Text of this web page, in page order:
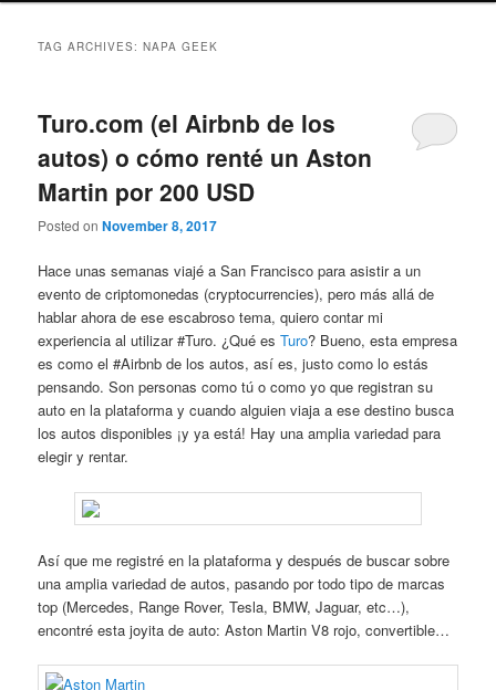
TAG ARCHIVES:NAPA GEEK
Turo.com (el Airbnb de los
autos) o cómo renté un Aston
Martin por 200 USD
Posted onNovember 8, 2017
Hace unas semanas viajé a San Francisco para asistir a un
evento de criptomonedas (cryptocurrencies), pero más allá de
hablar ahora de ese escabroso tema, quiero contar mi
experiencia al utilizar #Turo. ¿Qué esTuro? Bueno, esta empresa
es como el #Airbnb de los autos, así es, justo como lo estás
pensando. Son personas como tú o como yo que registran su
auto en la plataforma y cuando alguien viaja a ese destino busca
los autos disponibles ¡y ya está! Hay una amplia variedad para
elegir y rentar.
Así que me registré en la plataforma y después de buscar sobre
una amplia variedad de autos, pasando por todo tipo de marcas
top (Mercedes, Range Rover, Tesla, BMW, Jaguar, etc…),
encontré esta joyita de auto: Aston Martin V8 rojo, convertible…